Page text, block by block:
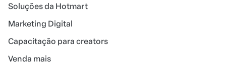
Soluções da Hotmart
Marketing Digital
Capacitação para creators
Venda mais